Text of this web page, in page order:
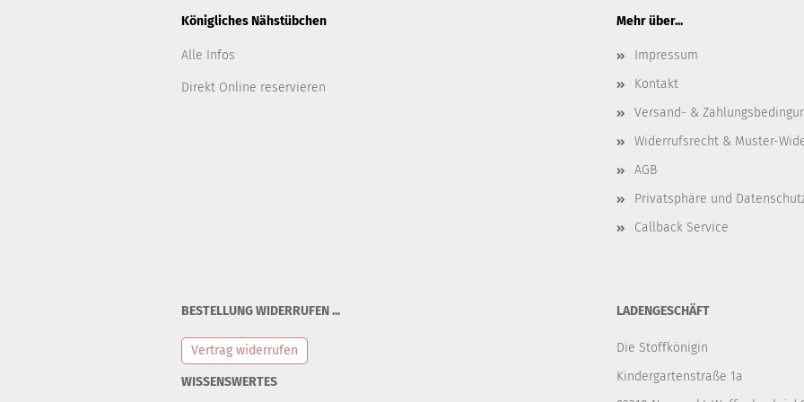
Königliches Nähstübchen
Alle Infos
Direkt Online reservieren
Mehr über...
Impressum
Kontakt
Versand- &
Widerrufsrecht & Muster-
AGB
Privatsphäre und
Callback Service
BESTELLUNG WIDERRUFEN ...
Vertrag widerrufen
WISSENSWERTES
LADENGESCHÄFT
Die Stoffkönigin
Kindergartenstraße 1a